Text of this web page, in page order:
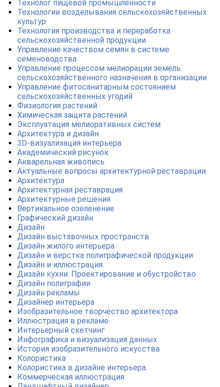
Технолог пищевой промышленности
Технологии возделывания сельскохозяйственных
культур
Технология производства и переработка
сельскохозяйственной продукции
Управление качеством семян в системе
семеноводства
Управление процессом мелиорации земель
сельскохозяйственного назначения в организации
Управление фитосанитарным состоянием
сельскохозяйственных угодий
Физиология растений
Химическая защита растений
Эксплуатация мелиоративных систем
Архитектура и дизайн
3D-визуализация интерьера
Академический рисунок
Акварельная живопись
Актуальные вопросы архитектурной реставрации
Архитектура
Архитектурная реставрация
Архитектурные решения
Вертикальное озеленение
Графический дизайн
Дизайн
Дизайн выставочных пространств
Дизайн жилого интерьера
Дизайн и верстка полиграфической продукции
Дизайн и иллюстрация
Дизайн кухни. Проектирование и обустройство
Дизайн полиграфии
Дизайн рекламы
Дизайнер интерьера
Изобразительное творчество архитектора
Иллюстрация в рекламе
Интерьерный скетчинг
Инфографика и визуализация данных
История изобразительного искусства
Колористика
Колористика в дизайне интерьера
Коммерческая иллюстрация